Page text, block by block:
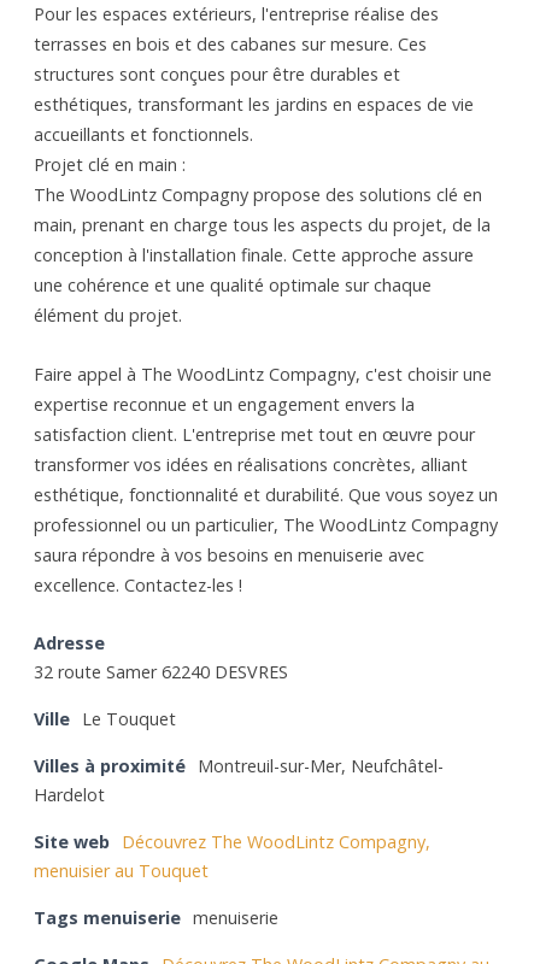
Pour les espaces extérieurs, l'entreprise réalise des
terrasses en bois et des cabanes sur mesure. Ces
structures sont conçues pour être durables et
esthétiques, transformant les jardins en espaces de vie
accueillants et fonctionnels.
Projet clé en main :
The WoodLintz Compagny propose des solutions clé en
main, prenant en charge tous les aspects du projet, de la
conception à l'installation finale. Cette approche assure
une cohérence et une qualité optimale sur chaque
élément du projet.
Faire appel à The WoodLintz Compagny, c'est choisir une
expertise reconnue et un engagement envers la
satisfaction client. L'entreprise met tout en œuvre pour
transformer vos idées en réalisations concrètes, alliant
esthétique, fonctionnalité et durabilité. Que vous soyez un
professionnel ou un particulier, The WoodLintz Compagny
saura répondre à vos besoins en menuiserie avec
excellence. Contactez-les !
Adresse
32 route Samer 62240 DESVRES
Ville Le Touquet
Villes à proximité Montreuil-sur-Mer, Neufchâtel-
Hardelot
Site web Découvrez The WoodLintz Compagny,
menuisier au Touquet
Tags menuiserie menuiserie